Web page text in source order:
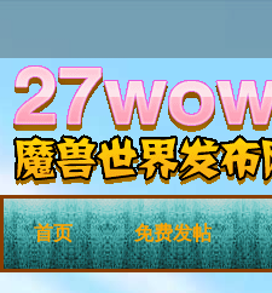
首页 免费发帖